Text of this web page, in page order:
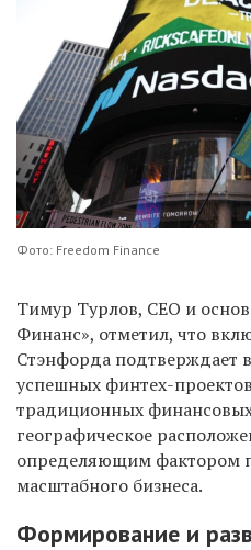
Фото: Freedom Finance
Тимур Турлов, CEO и
Финанс», отметил, что
Стэнфорда подтверждает
успешных финтех-
традиционных
географическое
определяющим фактором
масштабного бизнеса.
Формирование и